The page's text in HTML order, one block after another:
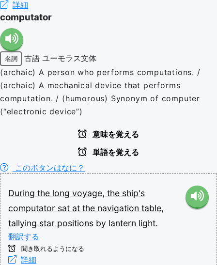
詳細
computator
名詞 古語 ユーモラス文体
(archaic) A person who performs computations. /
(archaic) A mechanical device that performs
computation. / (humorous) Synonym of computer
(“electronic device”)
意味を覚える
単語を覚える
このボタンはなに？
During the long voyage, the ship's
computator sat at the navigation table,
tallying star positions by lantern light.
翻訳する
聞き取れるようになる
詳細